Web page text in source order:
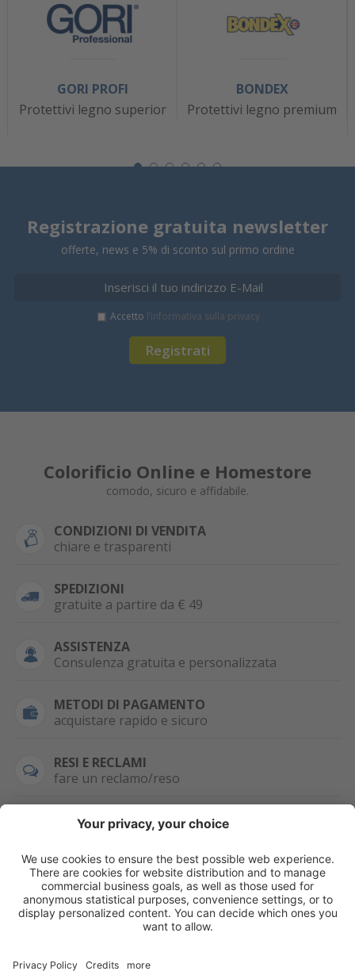
GORI PROFI
Protettivi legno superior
BONDEX
Protettivi legno premium
Registrazione gratuita newsletter
offerte, news e 5% di sconto sul primo ordine
Registrati
Accetto l’informativa sulla privacy
Colorificio Online e Homestore
comodo, sicuro e affidabile.
CONDIZIONI DI VENDITA
chiare e trasparenti
SPEDIZIONI
gratuite a partire da € 49
ASSISTENZA
Consulenza gratuita e personalizzata
METODI DI PAGAMENTO
acquistare rapido e sicuro
RESI E RECLAMI
fare un reclamo/reso
SEMPRE DISPONIBILE
0471 506798
WHATSAPP
+39 376 2951129
HAI LA PARTITA
IVA?
Per ordini, offerte,
prezzi speciali e
ulteriori articoli